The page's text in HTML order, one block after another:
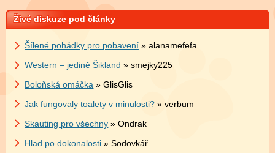
Živé diskuze pod články
Šílené pohádky pro pobavení » alanamefefa
Western – jedině Šikland » smejky225
Boloňská omáčka » GlisGlis
Jak fungovaly toalety v minulosti? » verbum
Skauting pro všechny » Ondrak
Hlad po dokonalosti » Sodovkář